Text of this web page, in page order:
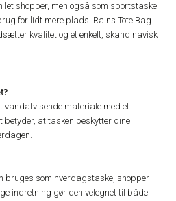
let shopper, men også som sportstaske
for lidt mere plads. Rains Tote Bag
kvalitet og et enkelt, skandinavisk
vandafvisende materiale med et
betyder, at tasken beskytter dine
bruges som hverdagstaske, shopper
indretning gør den velegnet til både